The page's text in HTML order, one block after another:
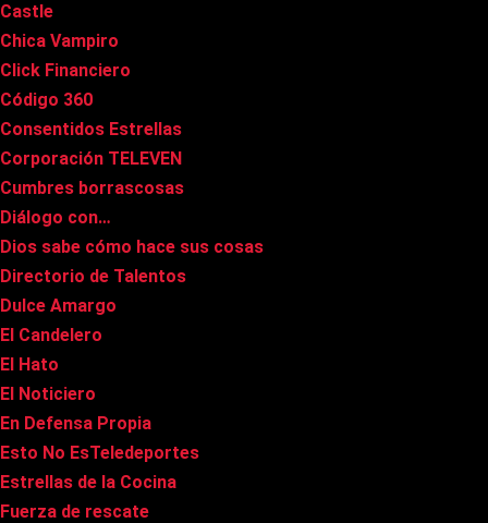
Castle
Chica Vampiro
Click Financiero
Código 360
Consentidos Estrellas
Corporación TELEVEN
Cumbres borrascosas
Diálogo con…
Dios sabe cómo hace sus cosas
Directorio de Talentos
Dulce Amargo
El Candelero
El Hato
El Noticiero
En Defensa Propia
Esto No EsTeledeportes
Estrellas de la Cocina
Fuerza de rescate